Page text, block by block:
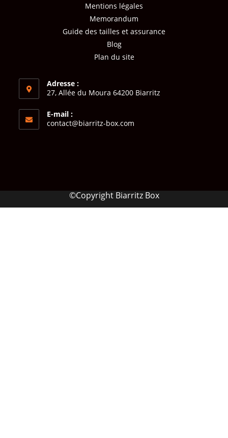
Mentions légales
Memorandum
Guide des tailles et assurance
Blog
Plan du site
Adresse :
27, Allée du Moura 64200 Biarritz
E-mail :
contact@biarritz-box.com
©Copyright Biarritz Box